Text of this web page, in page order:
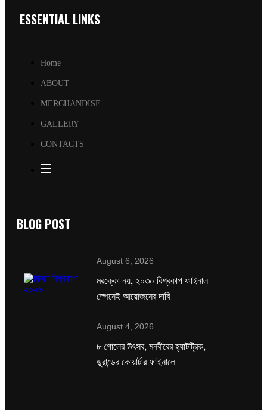
ESSENTIAL LINKS
Home
ABOUT
MERCHANDISE
GALLERY
CONTACTS
BLOG POST
August 6, 2026
মরক্কো নয়, ২০৩০ বিশ্বকাপ ফাইনাল
স্পেনেই আয়োজনের দাবি
August 4, 2026
৮ গোলের উৎসব, মনবীরের হ্যাটট্রিক,
ডুরান্ডের কোয়ার্টার ফাইনালে